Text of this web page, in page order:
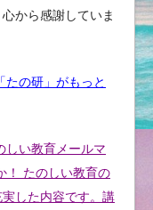
から感謝していま
の研」がもっと
い教育メールマ
！ たのしい教育の
した内容です。講